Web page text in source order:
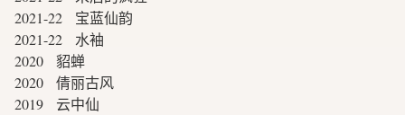
2021-22 宝蓝仙韵
2021-22 水袖
2020 貂蝉
2020 倩丽古风
2019 云中仙